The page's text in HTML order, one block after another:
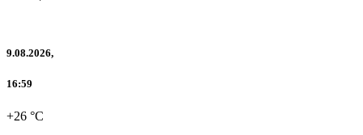
9.08.2026,
16:59
+26 °C